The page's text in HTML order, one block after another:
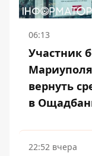
06:13
Участник
вернуть
в
22:52 вчера